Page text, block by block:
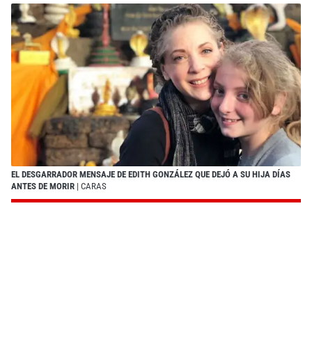
EL DESGARRADOR MENSAJE DE EDITH GONZÁLEZ QUE DEJÓ A SU HIJA DÍAS
ANTES DE MORIR | CARAS